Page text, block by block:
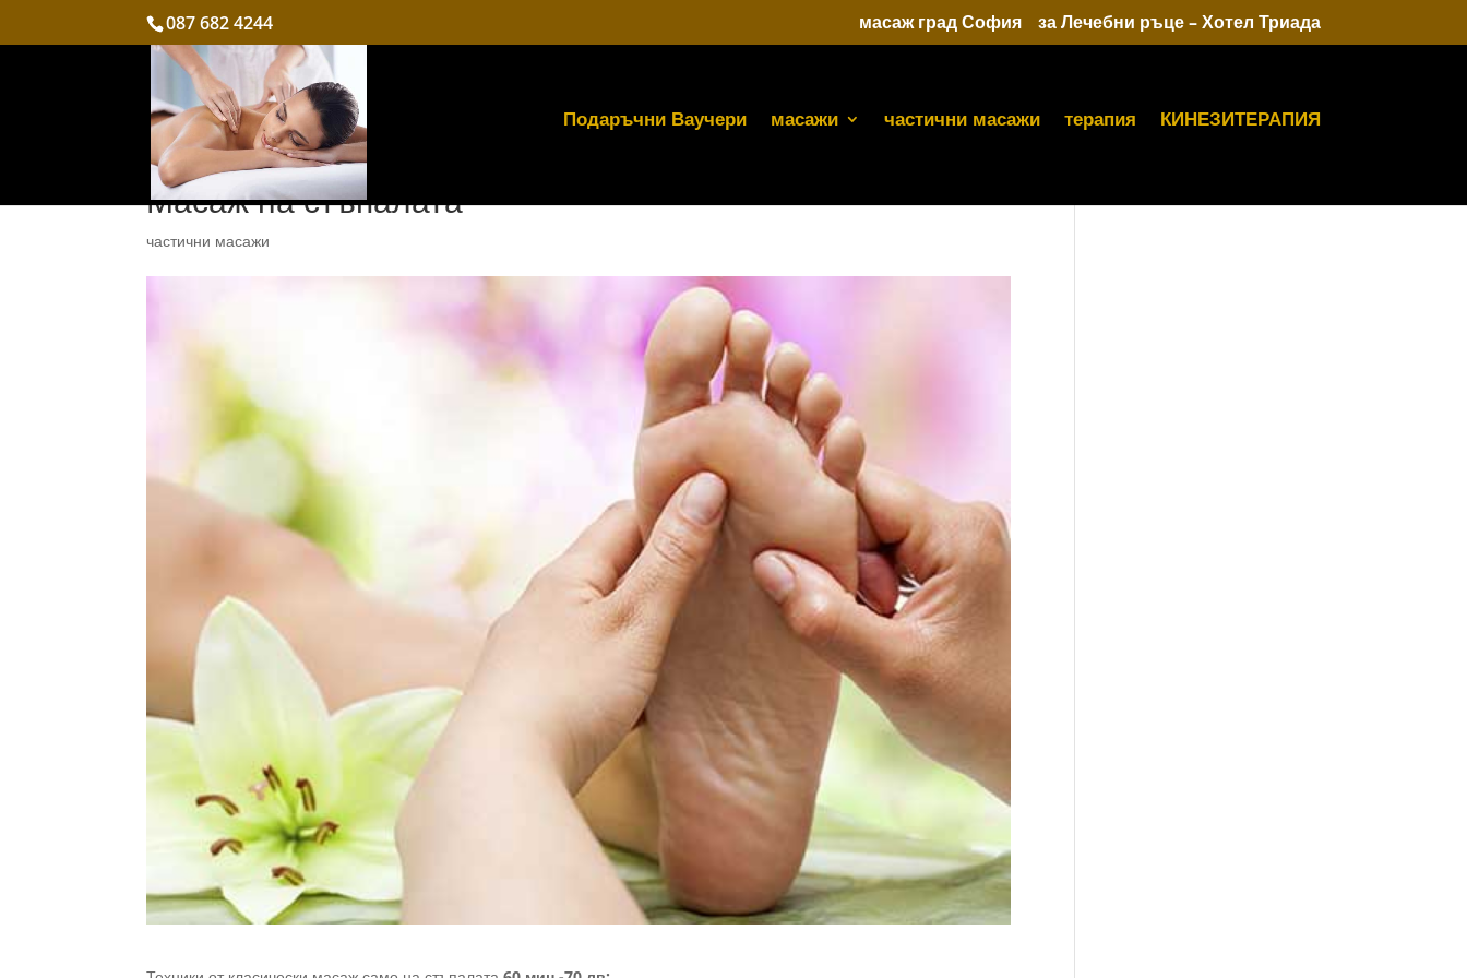
087 682 4244 масаж град София за Лечебни ръце – Хотел Триада
Подаръчни Ваучери масажи частични масажи терапия КИНЕЗИТЕРАПИЯ
Масаж на стъпалата
частични масажи